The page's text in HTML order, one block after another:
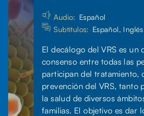
Audio: Español
Subtítulos: Español,
El decálogo del VRS es un
consenso entre todas las
participan del tratamiento,
prevención del VRS, tanto
la salud de diversos
familias. El objetivo es dar